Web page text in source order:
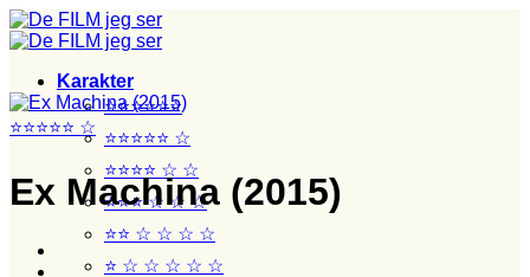
Fortsæt
til
Karakter
⭐⭐⭐⭐⭐⭐
⭐⭐⭐⭐⭐ ☆
⭐⭐⭐⭐ ☆ ☆
⭐⭐⭐ ☆ ☆ ☆
⭐⭐ ☆ ☆ ☆ ☆
⭐ ☆ ☆ ☆ ☆ ☆
⭐⭐⭐⭐⭐ ☆
Ex Machina (2015)